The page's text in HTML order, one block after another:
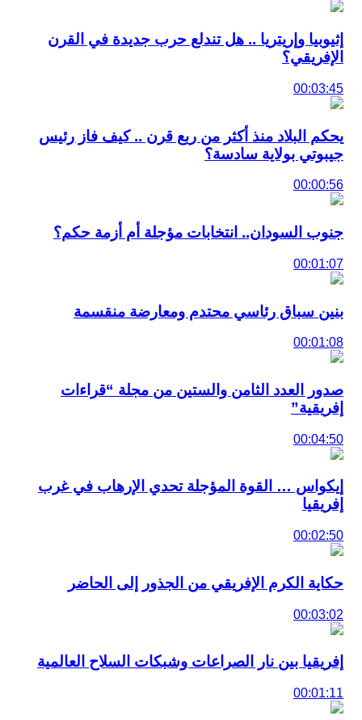
إثيوبيا وإريتريا .. هل تندلع حرب جديدة في القرن
الإفريقي؟
00:03:45
يحكم البلاد منذ أكثر من ربع قرن .. كيف فاز رئيس
جيبوتي بولاية سادسة؟
00:00:56
جنوب السودان.. انتخابات مؤجلة أم أزمة حكم؟
00:01:07
بنين سباق رئاسي محتدم ومعارضة منقسمة
00:01:08
صدور العدد الثامن والستين من مجلة “قراءات
إفريقية”
00:04:50
إيكواس … القوة المؤجلة تحدي الإرهاب في غرب
إفريقيا
00:02:50
حكاية الكرم الإفريقي من الجذور إلى الحاضر
00:03:02
إفريقيا بين نار الصراعات وشبكات السلاح العالمية
00:01:11